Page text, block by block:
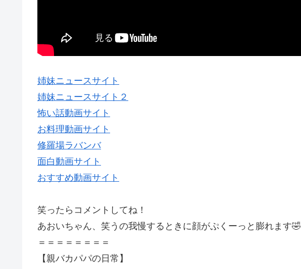
姉妹ニュースサイト
姉妹ニュースサイト２
怖い話動画サイト
お料理動画サイト
修羅場ラバンバ
面白動画サイト
おすすめ動画サイト
笑ったらコメントしてね！
あおいちゃん、笑うの我慢するときに顔がぷくーっと膨れます🤣
＝＝＝＝＝＝＝＝
【親バカパパの日常】